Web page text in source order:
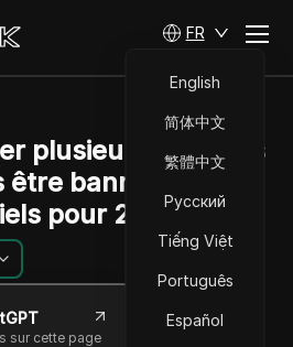
FR
English
简体中文
繁體中文
Русский
Tiếng Việt
Português
Español
plusieurs comptes
banni : conseils
pour 2025
sur cette page
min de lecture